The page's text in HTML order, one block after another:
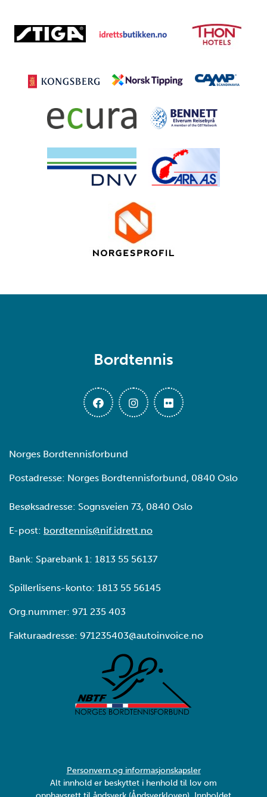
Bordtennis
Norges Bordtennisforbund
Postadresse: Norges Bordtennisforbund, 0840 Oslo
Besøksadresse: Sognsveien 73, 0840 Oslo
E-post: bordtennis@nif.idrett.no
Bank: Sparebank 1: 1813 55 56137
Spillerlisens-konto: 1813 55 56145
Org.nummer: 971 235 403
Fakturaadresse: 971235403@autoinvoice.no
Personvern og informasjonskapsler
Alt innhold er beskyttet i henhold til lov om